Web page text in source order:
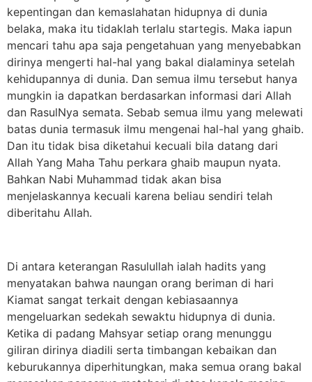
kepentingan dan kemaslahatan hidupnya di dunia
belaka, maka itu tidaklah terlalu startegis. Maka iapun
mencari tahu apa saja pengetahuan yang menyebabkan
dirinya mengerti hal-hal yang bakal dialaminya setelah
kehidupannya di dunia. Dan semua ilmu tersebut hanya
mungkin ia dapatkan berdasarkan informasi dari Allah
dan RasulNya semata. Sebab semua ilmu yang melewati
batas dunia termasuk ilmu mengenai hal-hal yang ghaib.
Dan itu tidak bisa diketahui kecuali bila datang dari
Allah Yang Maha Tahu perkara ghaib maupun nyata.
Bahkan Nabi Muhammad tidak akan bisa
menjelaskannya kecuali karena beliau sendiri telah
diberitahu Allah.
Di antara keterangan Rasulullah ialah hadits yang
menyatakan bahwa naungan orang beriman di hari
Kiamat sangat terkait dengan kebiasaannya
mengeluarkan sedekah sewaktu hidupnya di dunia.
Ketika di padang Mahsyar setiap orang menunggu
giliran dirinya diadili serta timbangan kebaikan dan
keburukannya diperhitungkan, maka semua orang bakal